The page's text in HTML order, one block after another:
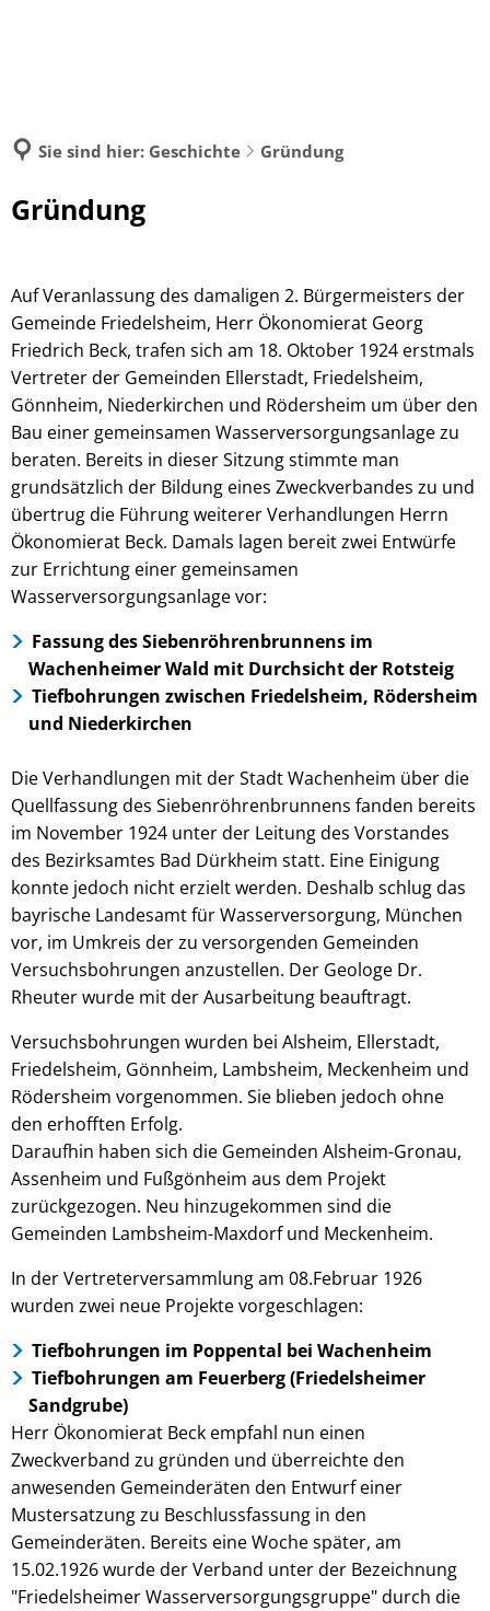
Sie sind hier: Geschichte Gründung
Gründung
Auf Veranlassung des damaligen 2. Bürgermeisters der
Gemeinde Friedelsheim, Herr Ökonomierat Georg
Friedrich Beck, trafen sich am 18. Oktober 1924 erstmals
Vertreter der Gemeinden Ellerstadt, Friedelsheim,
Gönnheim, Niederkirchen und Rödersheim um über den
Bau einer gemeinsamen Wasserversorgungsanlage zu
beraten. Bereits in dieser Sitzung stimmte man
grundsätzlich der Bildung eines Zweckverbandes zu und
übertrug die Führung weiterer Verhandlungen Herrn
Ökonomierat Beck. Damals lagen bereit zwei Entwürfe
zur Errichtung einer gemeinsamen
Wasserversorgungsanlage vor:
Fassung des Siebenröhrenbrunnens im
Wachenheimer Wald mit Durchsicht der Rotsteig
Tiefbohrungen zwischen Friedelsheim, Rödersheim
und Niederkirchen
Die Verhandlungen mit der Stadt Wachenheim über die
Quellfassung des Siebenröhrenbrunnens fanden bereits
im November 1924 unter der Leitung des Vorstandes
des Bezirksamtes Bad Dürkheim statt. Eine Einigung
konnte jedoch nicht erzielt werden. Deshalb schlug das
bayrische Landesamt für Wasserversorgung, München
vor, im Umkreis der zu versorgenden Gemeinden
Versuchsbohrungen anzustellen. Der Geologe Dr.
Rheuter wurde mit der Ausarbeitung beauftragt.
Versuchsbohrungen wurden bei Alsheim, Ellerstadt,
Friedelsheim, Gönnheim, Lambsheim, Meckenheim und
Rödersheim vorgenommen. Sie blieben jedoch ohne
den erhofften Erfolg.
Daraufhin haben sich die Gemeinden Alsheim-Gronau,
Assenheim und Fußgönheim aus dem Projekt
zurückgezogen. Neu hinzugekommen sind die
Gemeinden Lambsheim-Maxdorf und Meckenheim.
In der Vertreterversammlung am 08.Februar 1926
wurden zwei neue Projekte vorgeschlagen:
Tiefbohrungen im Poppental bei Wachenheim
Tiefbohrungen am Feuerberg (Friedelsheimer
Sandgrube)
Herr Ökonomierat Beck empfahl nun einen
Zweckverband zu gründen und überreichte den
anwesenden Gemeinderäten den Entwurf einer
Mustersatzung zu Beschlussfassung in den
Gemeinderäten. Bereits eine Woche später, am
15.02.1926 wurde der Verband unter der Bezeichnung
"Friedelsheimer Wasserversorgungsgruppe" durch die